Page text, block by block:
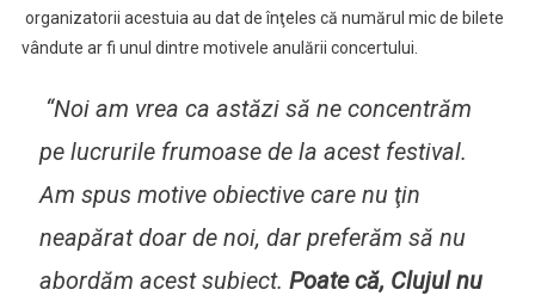
organizatorii acestuia au dat de înţeles că numărul mic de bilete
vândute ar fi unul dintre motivele anulării concertului.
“Noi am vrea ca astăzi să ne concentrăm
pe lucrurile frumoase de la acest festival.
Am spus motive obiective care nu ţin
neapărat doar de noi, dar preferăm să nu
abordăm acest subiect. Poate că, Clujul nu